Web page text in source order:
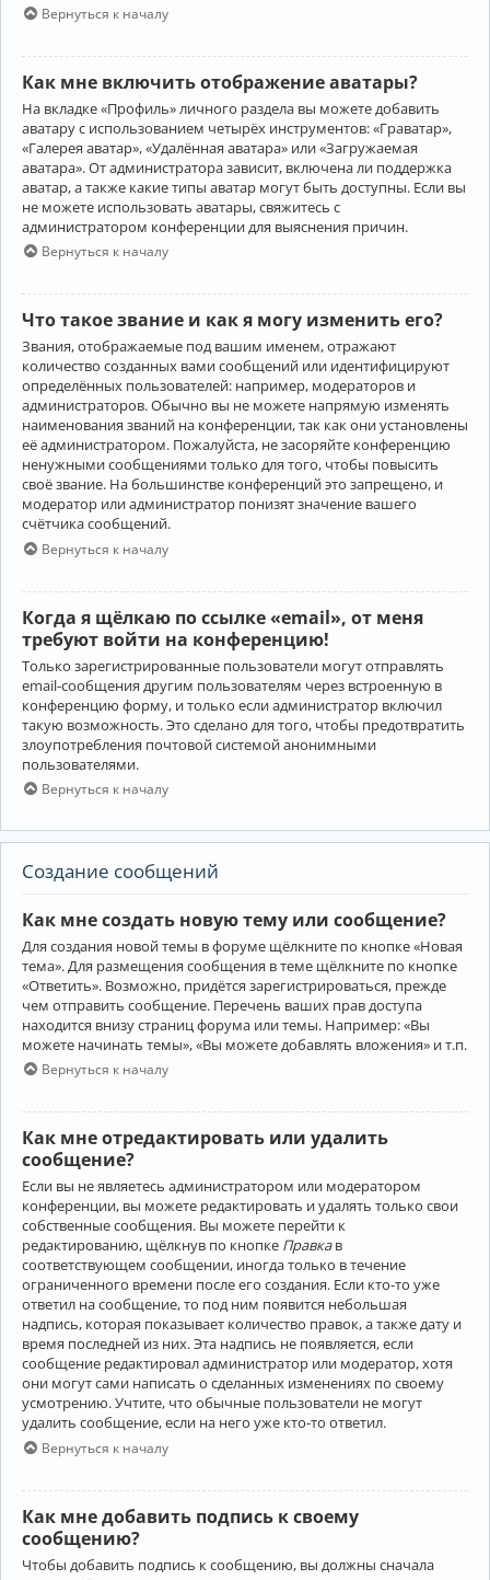
Вернуться к началу
Как мне включить отображение аватары?
На вкладке «Профиль» личного раздела вы можете добавить
аватару с использованием четырёх инструментов: «Граватар»,
«Галерея аватар», «Удалённая аватара» или «Загружаемая
аватара». От администратора зависит, включена ли поддержка
аватар, а также какие типы аватар могут быть доступны. Если вы
не можете использовать аватары, свяжитесь с
администратором конференции для выяснения причин.
Вернуться к началу
Что такое звание и как я могу изменить его?
Звания, отображаемые под вашим именем, отражают
количество созданных вами сообщений или идентифицируют
определённых пользователей: например, модераторов и
администраторов. Обычно вы не можете напрямую изменять
наименования званий на конференции, так как они установлены
её администратором. Пожалуйста, не засоряйте конференцию
ненужными сообщениями только для того, чтобы повысить
своё звание. На большинстве конференций это запрещено, и
модератор или администратор понизят значение вашего
счётчика сообщений.
Вернуться к началу
Когда я щёлкаю по ссылке «email», от меня
требуют войти на конференцию!
Только зарегистрированные пользователи могут отправлять
email-сообщения другим пользователям через встроенную в
конференцию форму, и только если администратор включил
такую возможность. Это сделано для того, чтобы предотвратить
злоупотребления почтовой системой анонимными
пользователями.
Вернуться к началу
Создание сообщений
Как мне создать новую тему или сообщение?
Для создания новой темы в форуме щёлкните по кнопке «Новая
тема». Для размещения сообщения в теме щёлкните по кнопке
«Ответить». Возможно, придётся зарегистрироваться, прежде
чем отправить сообщение. Перечень ваших прав доступа
находится внизу страниц форума или темы. Например: «Вы
можете начинать темы», «Вы можете добавлять вложения» и т.п.
Вернуться к началу
Как мне отредактировать или удалить
сообщение?
Если вы не являетесь администратором или модератором
конференции, вы можете редактировать и удалять только свои
собственные сообщения. Вы можете перейти к
редактированию, щёлкнув по кнопке Правкав
соответствующем сообщении, иногда только в течение
ограниченного времени после его создания. Если кто-то уже
ответил на сообщение, то под ним появится небольшая
надпись, которая показывает количество правок, а также дату и
время последней из них. Эта надпись не появляется, если
сообщение редактировал администратор или модератор, хотя
они могут сами написать о сделанных изменениях по своему
усмотрению. Учтите, что обычные пользователи не могут
удалить сообщение, если на него уже кто-то ответил.
Вернуться к началу
Как мне добавить подпись к своему
сообщению?
Чтобы добавить подпись к сообщению, вы должны сначала